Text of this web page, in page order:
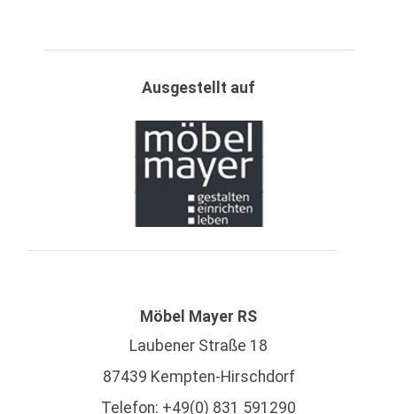
Ausgestellt auf
Möbel Mayer RS
Laubener Straße 18
87439 Kempten-Hirschdorf
Telefon: +49(0) 831 591290